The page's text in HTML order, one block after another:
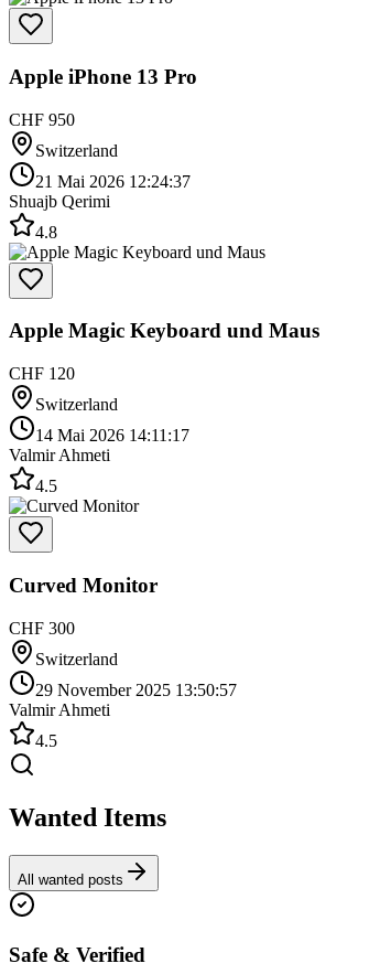
Apple iPhone 13 Pro
CHF 950
Switzerland
21 Mai 2026 12:24:37
Shuajb Qerimi
4.8
Apple Magic Keyboard und Maus
CHF 120
Switzerland
14 Mai 2026 14:11:17
Valmir Ahmeti
4.5
Curved Monitor
CHF 300
Switzerland
29 November 2025 13:50:57
Valmir Ahmeti
4.5
Wanted Items
All wanted posts
Safe & Verified